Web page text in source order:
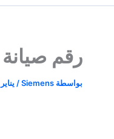
رقم صيانة سيمنس البحيرة
بواسطة Siemens
/ يناير 2, 2021